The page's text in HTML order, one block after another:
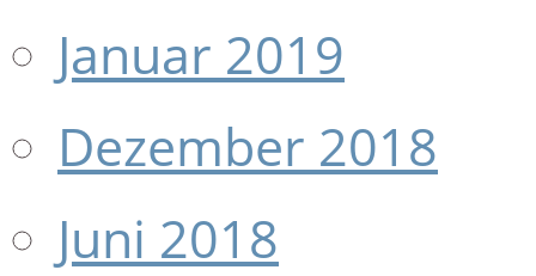
Januar 2019
Dezember 2018
Juni 2018